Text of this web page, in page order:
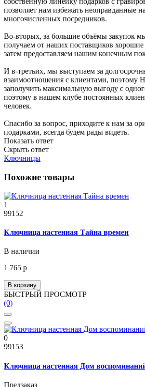
позволяет нам избежать неоправданные
многочисленных посредников.
Во-вторых, за большие объёмы закупок
получаем от наших поставщиков
затем предоставляем нашим конечным
И в-третьих, мы выступаем за
взаимоотношения с клиентами, поэтому
заполучить максимальную выгоду с
поэтому в нашем клубе постоянных
человек.
Спасибо за вопрос, приходите к нам за
подарками, всегда будем рады видеть.
Показать ответ
Скрыть ответ
Ключницы
Похожие товары
1
99152
Ключница настенная Тайна времен
В наличии
1 765 р
В корзину
БЫСТРЫЙ ПРОСМОТР
(0)
0
99153
Ключница настенная Дом
Предзаказ